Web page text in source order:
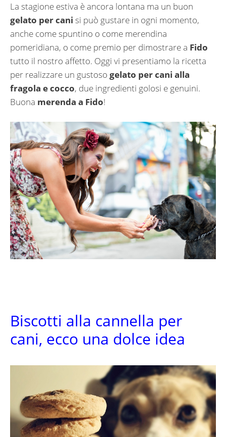
La stagione estiva è ancora lontana ma un buon
gelato per cani si può gustare in ogni momento,
anche come spuntino o come merendina
pomeridiana, o come premio per dimostrare a Fido
tutto il nostro affetto. Oggi vi presentiamo la ricetta
per realizzare un gustoso gelato per cani alla
fragola e cocco, due ingredienti golosi e genuini.
Buona merenda a Fido!
Biscotti alla cannella per
cani, ecco una dolce idea